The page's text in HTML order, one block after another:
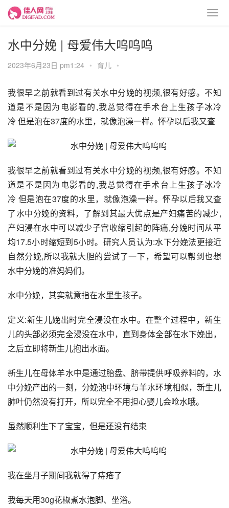
水中分娩 | 母爱伟大呜呜呜
2023年6月23日 pm1:24 • 育儿 •
我很早之前就看到过有关水中分娩的视频,很有好感。不知
道是不是因为电影看的,我总觉得在手术台上生孩子冰冷
冷 但是泡在37度的水里，就像泡澡一样。怀孕以后我又查
我很早之前就看到过有关水中分娩的视频,很有好感。不知
道是不是因为电影看的,我总觉得在手术台上生孩子冰冷
冷 但是泡在37度的水里，就像泡澡一样。怀孕以后我又查
了水中分娩的资料，了解到其最大优点是产妇痛苦的减少,
产妇浸在水中可以减少子宫收缩引起的阵痛,分娩时间从平
均17.5小时缩短到5小时。研究人员认为:水下分娩法更接近
自然分娩,所以我就大胆的尝试了一下，希望可以帮到也想
水中分娩的准妈妈们。
水中分娩，其实就意指在水里生孩子。
定义:新生儿娩出时完全浸没在水中。在整个过程中，新生
儿的头部必须完全浸没在水中，直到身体全部在水下娩出，
之后立即将新生儿抱出水面。
新生儿在母体羊水中是通过胎盘、脐带提供呼吸养料的，水
中分娩产出的一刻，分娩池中环境与羊水环境相似，新生儿
肺叶仍然没有打开，所以完全不用担心婴儿会呛水哦。
虽然顺利生下了宝宝，但是还没有结束
我在坐月子期间我就得了痔疮了
我每天用30g花椒煮水泡脚、坐浴。